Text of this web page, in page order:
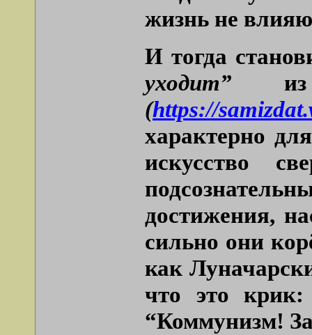
жизнь не
И тогда
уходит” из
(https://
характерно
искусство
достижения,
сильно они
как
что это
“Коммунизм!